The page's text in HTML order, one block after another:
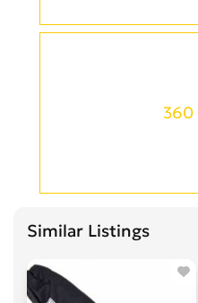
360
Similar Listings